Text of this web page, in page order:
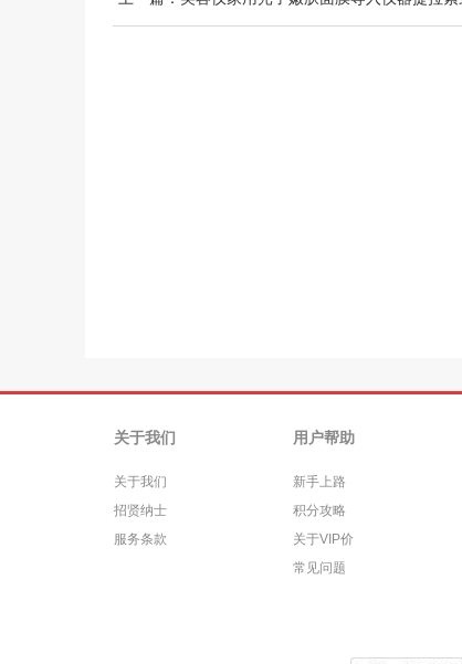
关于我们
关于我们
招贤纳士
服务条款
用户帮助
新手上路
积分攻略
关于VIP价
常见问题